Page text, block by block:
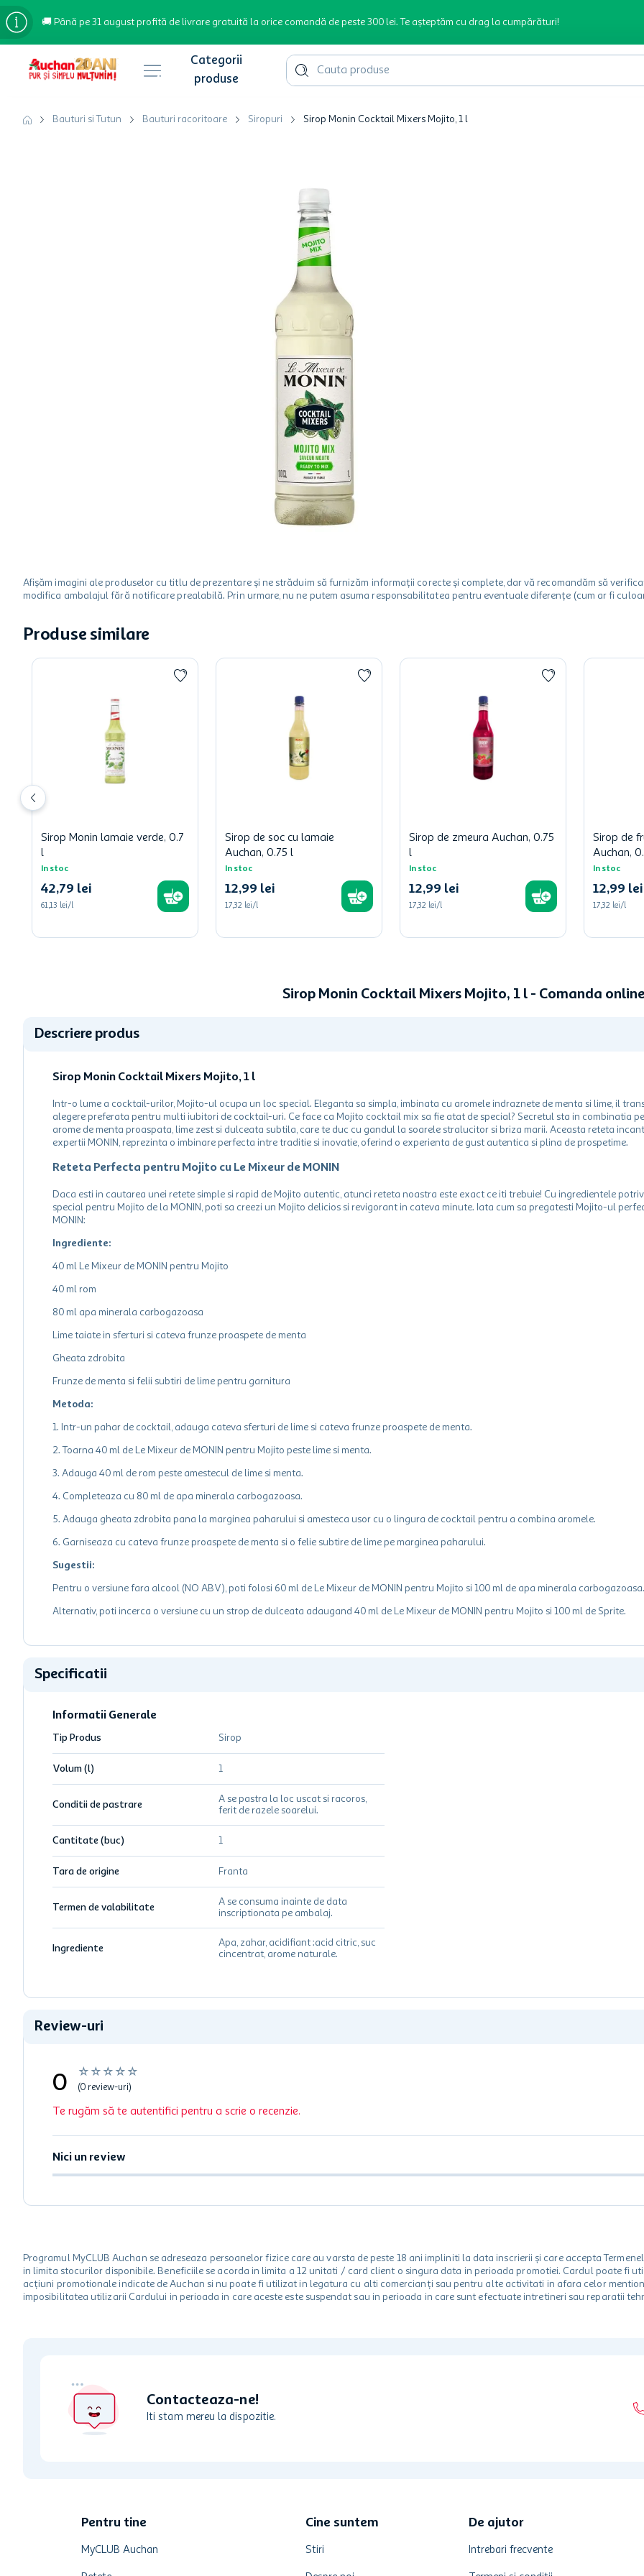
🚚 Până pe 31 august profită de livrare gratuită la orice comandă de peste 300 lei. Te așteptăm cu drag la cumpărături!
Cauta produse
Bauturi si Tutun Bauturi racoritoare Siropuri Sirop Monin Cocktail Mixers Mojito, 1 l
Afișăm imagini ale produselor cu titlu de prezentare și ne străduim să furnizăm informații corecte și complete, dar vă recomandăm să
modifica ambalajul fără notificare prealabilă. Prin urmare, nu ne putem asuma responsabilitatea pentru eventuale diferențe (cum ar fi
Produse similare
Sirop Monin lamaie verde, 0.7
l
In stoc
42,79 lei
61,13 lei/l
Sirop de soc cu lamaie
Auchan, 0.75 l
In stoc
12,99 lei
17,32 lei/l
Sirop de zmeura Auchan, 0.75
l
In stoc
12,99 lei
17,32 lei/l
Sirop de
Auchan,
In stoc
12,99 lei
17,32 lei/l
Sirop Monin Cocktail Mixers Mojito, 1 l - Comanda
Descriere produs
Sirop Monin Cocktail Mixers Mojito, 1 l
Intr-o lume a cocktail-urilor, Mojito-ul ocupa un loc special. Eleganta sa simpla, imbinata cu aromele indraznete de menta si lime, il
alegere preferata pentru multi iubitori de cocktail-uri. Ce face ca Mojito cocktail mix sa fie atat de special? Secretul sta in combinatia
arome de menta proaspata, lime zest si dulceata subtila, care te duc cu gandul la soarele stralucitor si briza marii. Aceasta reteta
expertii MONIN, reprezinta o imbinare perfecta intre traditie si inovatie, oferind o experienta de gust autentica si plina de prospetime.
Reteta Perfecta pentru Mojito cu Le Mixeur de MONIN
Daca esti in cautarea unei retete simple si rapid de Mojito autentic, atunci reteta noastra este exact ce iti trebuie! Cu ingredientele
special pentru Mojito de la MONIN, poti sa creezi un Mojito delicios si revigorant in cateva minute. Iata cum sa pregatesti Mojito-ul
MONIN:
Ingrediente:
40 ml Le Mixeur de MONIN pentru Mojito
40 ml rom
80 ml apa minerala carbogazoasa
Lime taiate in sferturi si cateva frunze proaspete de menta
Gheata zdrobita
Frunze de menta si felii subtiri de lime pentru garnitura
Metoda:
1. Intr-un pahar de cocktail, adauga cateva sferturi de lime si cateva frunze proaspete de menta.
2. Toarna 40 ml de Le Mixeur de MONIN pentru Mojito peste lime si menta.
3. Adauga 40 ml de rom peste amestecul de lime si menta.
4. Completeaza cu 80 ml de apa minerala carbogazoasa.
5. Adauga gheata zdrobita pana la marginea paharului si amesteca usor cu o lingura de cocktail pentru a combina aromele.
6. Garniseaza cu cateva frunze proaspete de menta si o felie subtire de lime pe marginea paharului.
Sugestii:
Pentru o versiune fara alcool (NO ABV), poti folosi 60 ml de Le Mixeur de MONIN pentru Mojito si 100 ml de apa minerala carbogazoasa.
Alternativ, poti incerca o versiune cu un strop de dulceata adaugand 40 ml de Le Mixeur de MONIN pentru Mojito si 100 ml de Sprite.
Specificatii
Informatii Generale
Tip Produs Sirop
Volum (l) 1
Conditii de pastrare
A se pastra la loc uscat si racoros,
ferit de razele soarelui.
Cantitate (buc) 1
Tara de origine Franta
Termen de valabilitate
A se consuma inainte de data
inscriptionata pe ambalaj.
Ingrediente
Apa, zahar, acidifiant :acid citric, suc
cincentrat, arome naturale.
Review-uri
☆ ☆ ☆ ☆ ☆
0 (0 review-uri)
Te rugăm să te autentifici pentru a scrie o recenzie.
Nici un review
Programul MyCLUB Auchan se adreseaza persoanelor fizice care au varsta de peste 18 ani impliniti la data inscrierii și care accepta
in limita stocurilor disponibile. Beneficiile se acorda in limita a 12 unitati / card client o singura data in perioada promotiei. Cardul poate fi
acțiuni promotionale indicate de Auchan si nu poate fi utilizat in legatura cu alti comercianți sau pentru alte activitati in afara celor
imposibilitatea utilizarii Cardului in perioada in care aceste este suspendat sau in perioada in care sunt efectuate intretineri sau reparatii
Contacteaza-ne!
Iti stam mereu la dispozitie.
Pentru tine
MyCLUB Auchan
Cine suntem
Stiri
De ajutor
Intrebari frecvente